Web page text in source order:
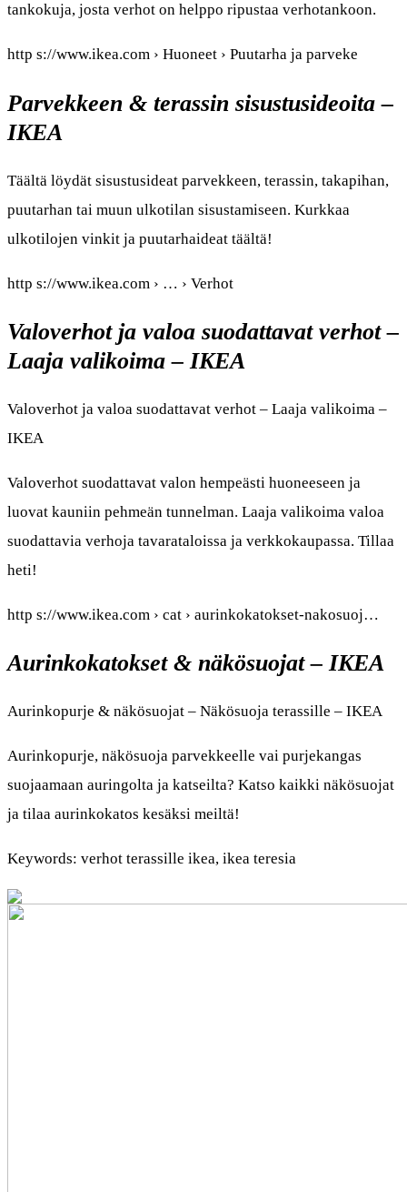
tankokuja, josta verhot on helppo ripustaa verhotankoon.
http s://www.ikea.com › Huoneet › Puutarha ja parveke
Parvekkeen & terassin sisustusideoita –
IKEA
Täältä löydät sisustusideat parvekkeen, terassin, takapihan,
puutarhan tai muun ulkotilan sisustamiseen. Kurkkaa
ulkotilojen vinkit ja puutarhaideat täältä!
http s://www.ikea.com › … › Verhot
Valoverhot ja valoa suodattavat verhot –
Laaja valikoima – IKEA
Valoverhot ja valoa suodattavat verhot – Laaja valikoima –
IKEA
Valoverhot suodattavat valon hempeästi huoneeseen ja
luovat kauniin pehmeän tunnelman. Laaja valikoima valoa
suodattavia verhoja tavarataloissa ja verkkokaupassa. Tillaa
heti!
http s://www.ikea.com › cat › aurinkokatokset-nakosuoj…
Aurinkokatokset & näkösuojat – IKEA
Aurinkopurje & näkösuojat – Näkösuoja terassille – IKEA
Aurinkopurje, näkösuoja parvekkeelle vai purjekangas
suojaamaan auringolta ja katseilta? Katso kaikki näkösuojat
ja tilaa aurinkokatos kesäksi meiltä!
Keywords: verhot terassille ikea, ikea teresia